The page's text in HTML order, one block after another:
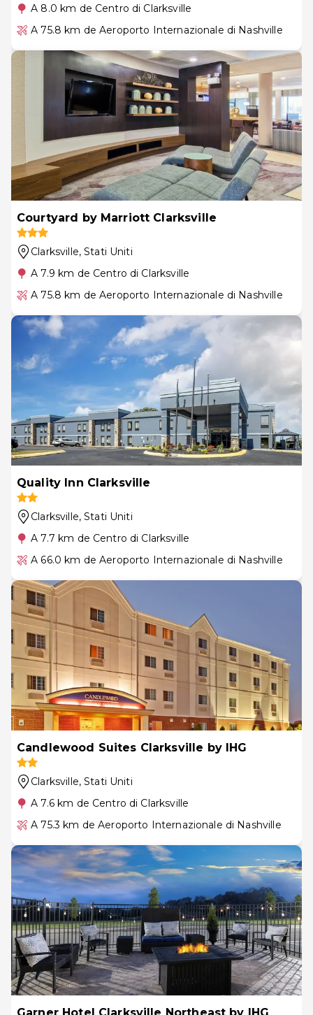
A 8.0 km de Centro di Clarksville
A 75.8 km de Aeroporto Internazionale di Nashville
Courtyard by Marriott Clarksville
Clarksville, Stati Uniti
A 7.9 km de Centro di Clarksville
A 75.8 km de Aeroporto Internazionale di Nashville
Quality Inn Clarksville
Clarksville, Stati Uniti
A 7.7 km de Centro di Clarksville
A 66.0 km de Aeroporto Internazionale di Nashville
Candlewood Suites Clarksville by IHG
Clarksville, Stati Uniti
A 7.6 km de Centro di Clarksville
A 75.3 km de Aeroporto Internazionale di Nashville